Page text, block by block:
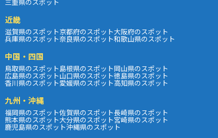
近畿
滋賀県のスポット京都府のスポット大阪府のスポット
兵庫県のスポット奈良県のスポット和歌山県のスポット
中国・四国
鳥取県のスポット島根県のスポット岡山県のスポット
広島県のスポット山口県のスポット徳島県のスポット
香川県のスポット愛媛県のスポット高知県のスポット
九州・沖縄
福岡県のスポット佐賀県のスポット長崎県のスポット
熊本県のスポット大分県のスポット宮崎県のスポット
鹿児島県のスポット沖縄県のスポット